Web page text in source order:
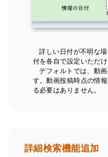
詳しい日付が不明な
付を各自で設定いただけ
デフォルトでは、動
す。動画投稿時点の情
る必要はありません。
詳細検索機能追加